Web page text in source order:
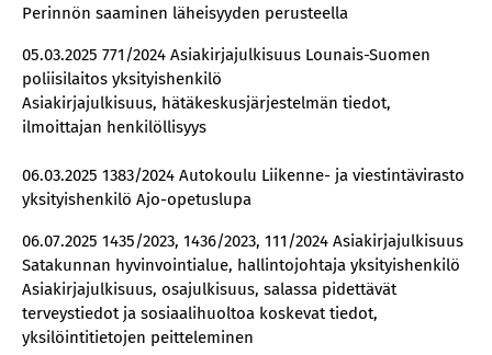
Perinnön saaminen läheisyyden perusteella
05.03.2025 771/2024 Asiakirjajulkisuus Lounais-Suomen
poliisilaitos yksityishenkilö
Asiakirjajulkisuus, hätäkeskusjärjestelmän tiedot,
ilmoittajan henkilöllisyys
06.03.2025 1383/2024 Autokoulu Liikenne- ja viestintävirasto
yksityishenkilö Ajo-opetuslupa
06.07.2025 1435/2023, 1436/2023, 111/2024 Asiakirjajulkisuus
Satakunnan hyvinvointialue, hallintojohtaja yksityishenkilö
Asiakirjajulkisuus, osajulkisuus, salassa pidettävät
terveystiedot ja sosiaalihuoltoa koskevat tiedot,
yksilöintitietojen peitteleminen